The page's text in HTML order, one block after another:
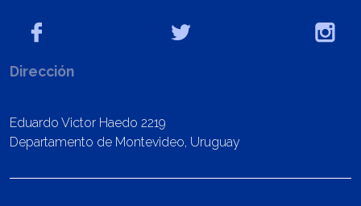
Dirección
Eduardo Victor Haedo 2219
Departamento de Montevideo, Uruguay